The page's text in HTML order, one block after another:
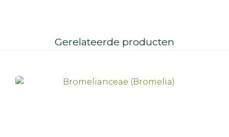
Gerelateerde producten